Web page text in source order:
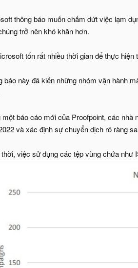
thông báo muốn chấm dứt việc lạm
trở nên khó khăn hơn.
tốn rất nhiều thời gian để thực
báo này đã kiến những nhóm vận hành
một báo cáo mới của Proofpoint, các
và xác định sự chuyển dịch rõ ràng
việc sử dụng các tệp vùng chứa như